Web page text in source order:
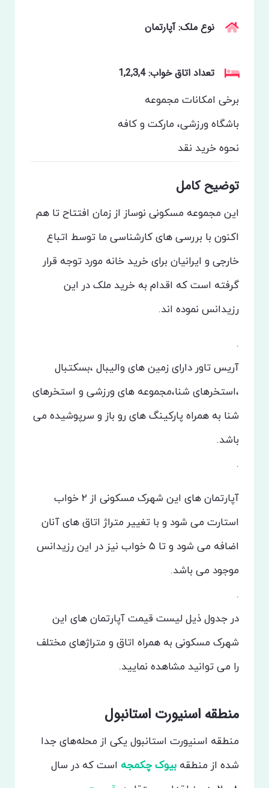
نوع ملک: آپارتمان
تعداد اتاق خواب: 1,2,3,4
برخی امکانات مجموعه
باشگاه ورزشی، مارکت و کافه
نحوه خرید نقد
توضیح کامل
این مجموعه مسکونی نوساز از زمان افتتاح تا هم
اکنون با بررسی های کارشناسی ما توسط اتباع
خارجی و ایرانیان برای خرید خانه مورد توجه قرار
گرفته است که اقدام به خرید ملک در این
رزیدانس نموده اند.
.
آریس تاور دارای زمین های والیبال ،بسکتبال
،استخرهای شنا،مجموعه های ورزشی و استخرهای
شنا به همراه پارکینگ های رو باز و سرپوشیده می
باشد.
.
آپارتمان های این شهرک مسکونی از ۲ خواب
استارت می شود و با تغییر متراژ اتاق های آنان
اضافه می شود و تا ۵ خواب نیز در این رزیدانس
موجود می باشد.
.
در جدول ذیل لیست قیمت آپارتمان های این
شهرک مسکونی به همراه اتاق و متراژهای مختلف
را می توانید مشاهده نمایید.
منطقه اسنیورت استانبول
منطقه اسنیورت استانبول یکی از محله‌های جدا
شده از منطقه بیوک چکمجه است که در سال